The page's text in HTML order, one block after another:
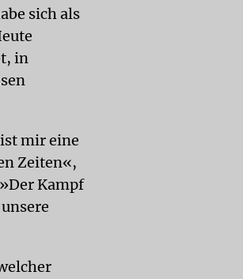
sich als
in
mir eine
Zeiten«,
Kampf